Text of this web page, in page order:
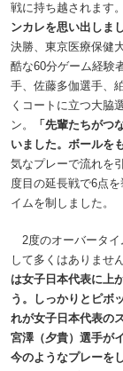
戦に持ち越されます
ンカレを思い出しまし
決勝、東京医療保健
酷な60分ゲーム経験
手、佐藤多伽選手、
くコートに立つ大脇
ン。
「先輩たちがつ
いました。ボールを
気なプレーで流れを
度目の延長戦で6点
イムを制しました。
2度のオーバータイ
して多くはありませ
は女子日本代表に上
う。しっかりとピボ
れが女子日本代表の
宮澤（夕貴）選手が
今のようなプレーを